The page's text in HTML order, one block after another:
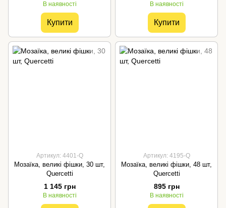
В наявності
Купити
В наявності
Купити
Артикул: 4401-Q
Мозаїка, великі фішки, 30 шт,
Quercetti
1 145 грн
В наявності
Артикул: 4195-Q
Мозаїка, великі фішки, 48 шт,
Quercetti
895 грн
В наявності